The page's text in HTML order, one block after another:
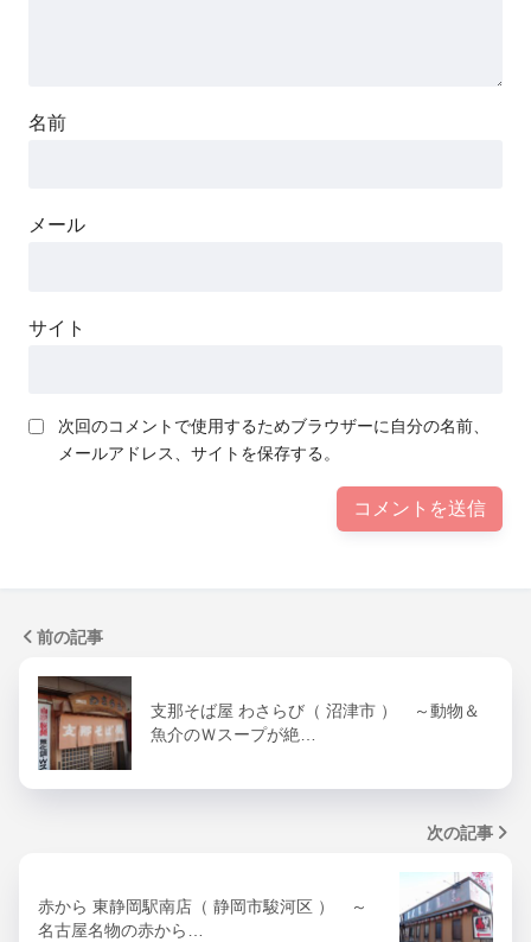
名前
メール
サイト
次回のコメントで使用するためブラウザーに自分の名前、
メールアドレス、サイトを保存する。
前の記事
支那そば屋 わさらび（ 沼津市 ） ～動物＆
魚介のＷスープが絶…
次の記事
赤から 東静岡駅南店（ 静岡市駿河区 ） ～
名古屋名物の赤から…